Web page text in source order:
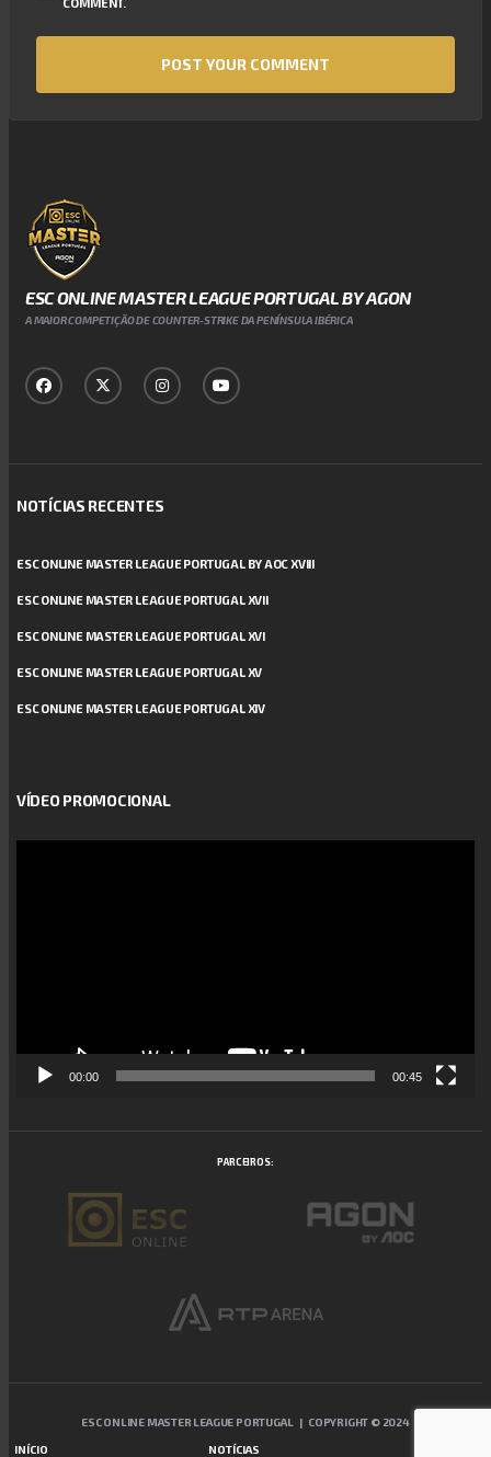
ESC ONLINE MASTER LEAGUE PORTUGAL BY AGON
A MAIOR COMPETIÇÃO DE COUNTER-STRIKE DA PENÍNSULA IBÉRICA
NOTÍCIAS RECENTES
ESC ONLINE MASTER LEAGUE PORTUGAL BY AOC XVIII
ESC ONLINE MASTER LEAGUE PORTUGAL XVII
ESC ONLINE MASTER LEAGUE PORTUGAL XVI
ESC ONLINE MASTER LEAGUE PORTUGAL XV
ESC ONLINE MASTER LEAGUE PORTUGAL XIV
VÍDEO PROMOCIONAL
00:00 00:45
PARCEIROS:
ESC ONLINE MASTER LEAGUE PORTUGAL | COPYRIGHT © 2024
INÍCIO NOTÍCIAS